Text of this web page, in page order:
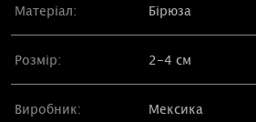
Матеріал: Бірюза
Розмір: 2-4 см
Виробник: Мексика